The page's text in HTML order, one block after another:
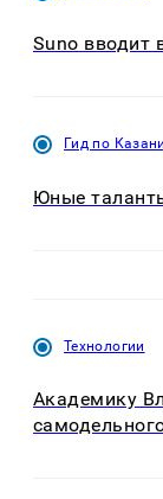
Suno вводит
Гид по Казани
Юные
Технологии
Академику